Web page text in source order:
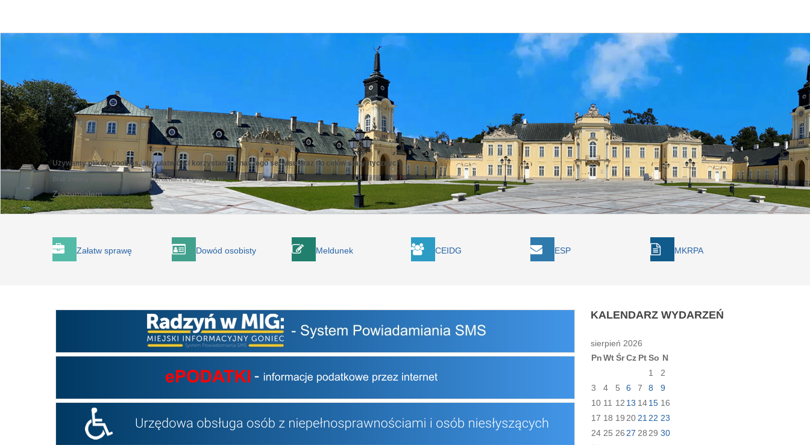
Używamy plików cookies, aby ułatwić Ci korzystanie z naszego serwisu oraz do celów statystycznych.
Brak zmiany ustawienia przeglądarki oznacza zgodę na to.
Zrozumiałem
Załatw sprawę Dowód osobisty Meldunek CEIDG ESP MKRPA
KALENDARZWYDARZEŃ
sierpień 2026
PnWt Śr Cz Pt So N
1
2
3
4 5 6 7 8
9
10 11 12 13 14 15 16
17 18 19 20 21 22 23
24 25 26 27 28 29 30